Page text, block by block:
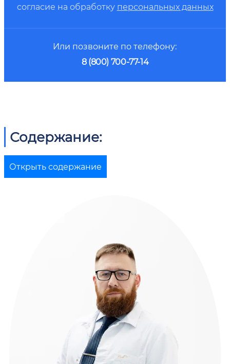
согласие на обработку персональных данных
Или позвоните по телефону:
8 (800) 700-77-14
Содержание:
Открыть содержание